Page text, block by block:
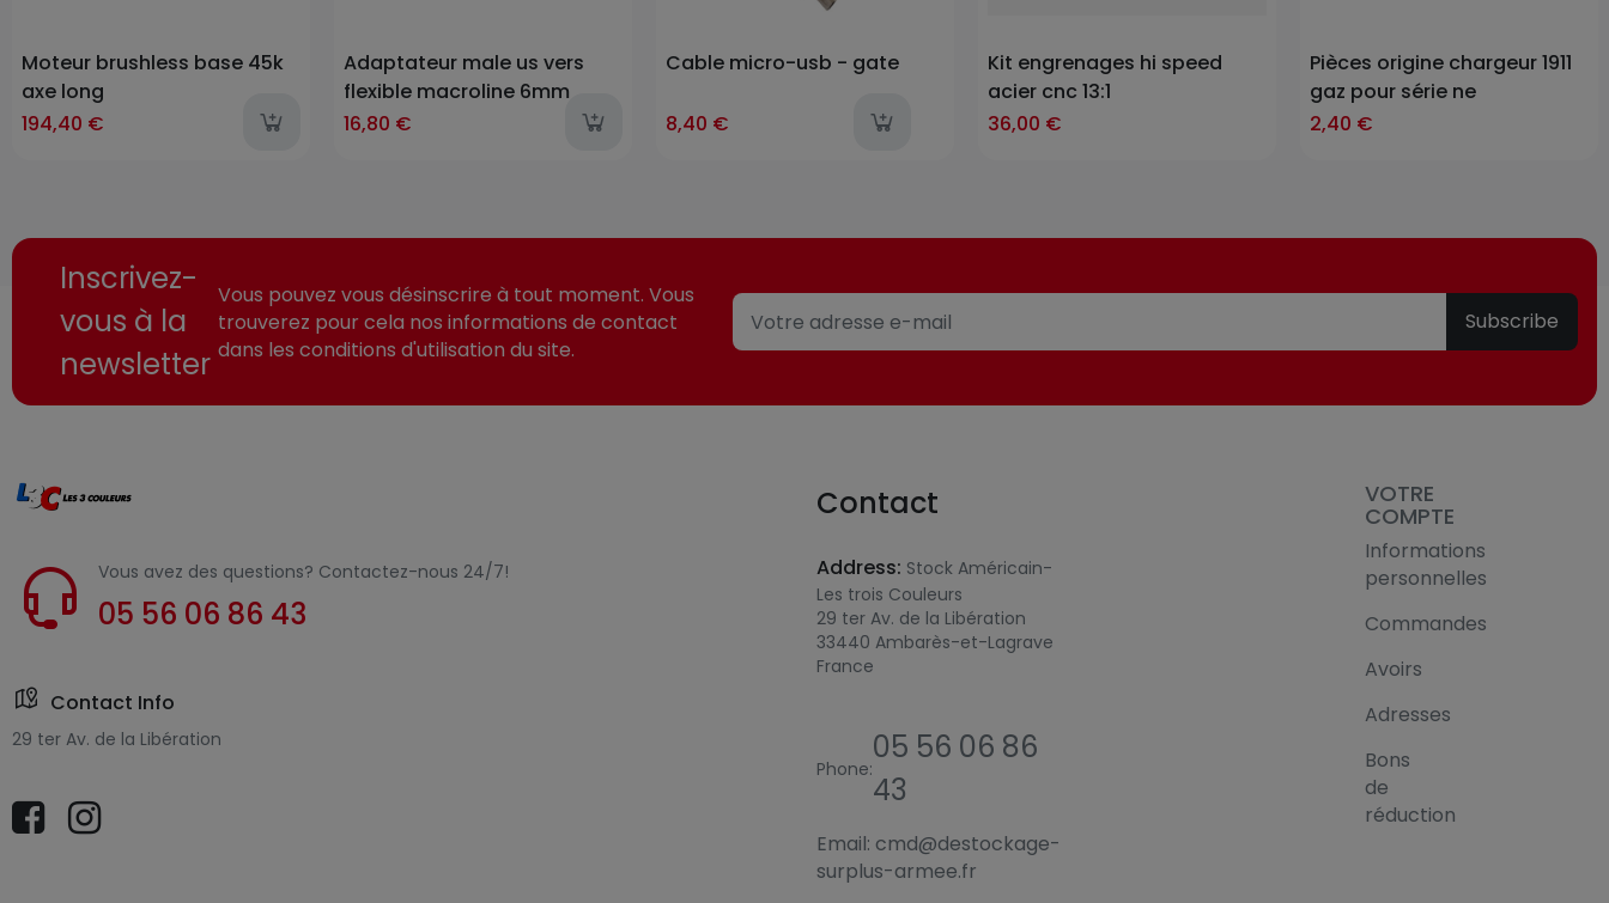
Moteur brushless base 45k
axe long
194,40 €
Adaptateur male us vers
flexible macroline 6mm
16,80 €
Cable micro-usb - gate
8,40 € last-items
Kit engrenages hi speed
acier cnc 13:1
36,00 €
Pièces origine chargeur 1911
gaz pour série ne
2,40 €
Inscrivez-
vous à la
newsletter
Vous pouvez vous désinscrire à tout moment. Vous
trouverez pour cela nos informations de contact
dans les conditions d'utilisation du site.
Subscribe
Vous avez des questions? Contactez-nous 24/7!
05 56 06 86 43
Contact Info
29 ter Av. de la Libération
Contact
Address: Stock Américain-
Les trois Couleurs
29 ter Av. de la Libération
33440 Ambarès-et-Lagrave
France
Phone:
05 56 06 86
43
Email: cmd@destockage-
surplus-armee.fr
VOTRE
COMPTE
Informations
personnelles
Commandes
Avoirs
Adresses
Bons
de
réduction